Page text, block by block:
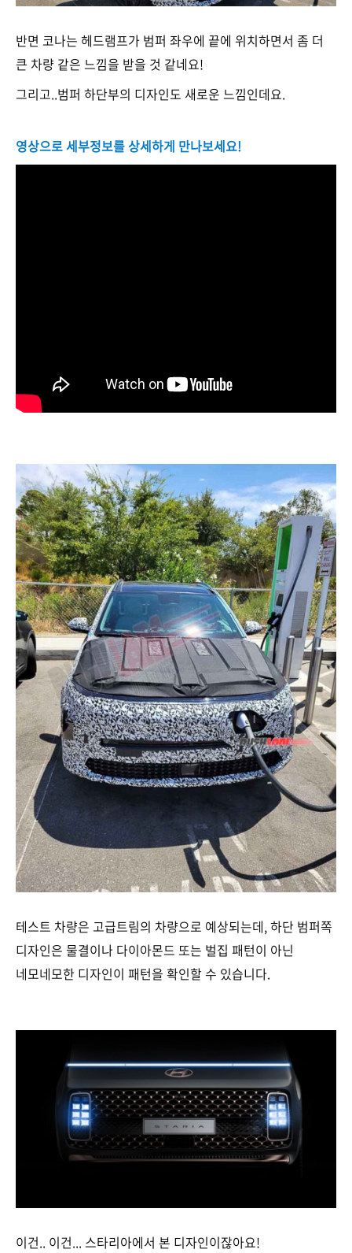
반면 코나는 헤드램프가 범퍼 좌우에 끝에 위치하면서 좀 더
큰 차량 같은 느낌을 받을 것 같네요!
그리고..범퍼 하단부의 디자인도 새로운 느낌인데요.
영상으로 세부정보를 상세하게 만나보세요!
테스트 차량은 고급트림의 차량으로 예상되는데, 하단 범퍼쪽
디자인은 물결이나 다이아몬드 또는 벌집 패턴이 아닌
네모네모한 디자인이 패턴을 확인할 수 있습니다.
이건.. 이건... 스타리아에서 본 디자인이잖아요!